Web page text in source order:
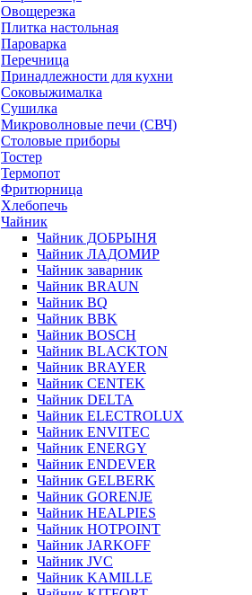
Овощерезка
Плитка настольная
Пароварка
Перечница
Принадлежности для кухни
Соковыжималка
Сушилка
Микроволновые печи (СВЧ)
Столовые приборы
Тостер
Термопот
Фритюрница
Хлебопечь
Чайник
Чайник ДОБРЫНЯ
Чайник ЛАДОМИР
Чайник заварник
Чайник BRAUN
Чайник BQ
Чайник BBK
Чайник BOSCH
Чайник BLACKTON
Чайник BRAYER
Чайник CENTEK
Чайник DELTA
Чайник ELECTROLUX
Чайник ENVITEC
Чайник ENERGY
Чайник ENDEVER
Чайник GELBERK
Чайник GORENJE
Чайник HEALPIES
Чайник HOTPOINT
Чайник JARKOFF
Чайник JVC
Чайник KAMILLE